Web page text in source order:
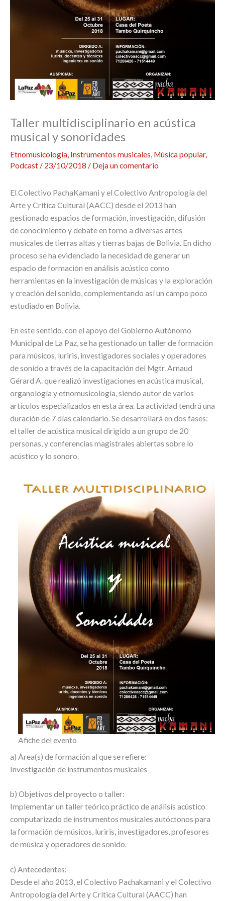
Taller multidisciplinario en acústica
musical y sonoridades
Etnomusicología Instrumentos musicales Música popular,
Podcast / 23/10/2018 / Deja un comentario
El Colectivo PachaKamani y el Colectivo Antropología del
Arte y Crítica Cultural (AACC) desde el 2013 han
gestionado espacios de formación, investigación, difusión
de conocimiento y debate en torno a diversas artes
musicales de tierras altas y tierras bajas de Bolivia. En dicho
proceso se ha evidenciado la necesidad de generar un
espacio de formación en análisis acústico como
herramientas en la investigación de músicas y la exploración
y creación del sonido, complementando así un campo poco
estudiado en Bolivia.
En este sentido, con el apoyo del Gobierno Autónomo
Municipal de La Paz, se ha gestionado un taller de formación
para músicos, luriris, investigadores sociales y operadores
de sonido a través de la capacitación del Mgtr. Arnaud
Gérard A. que realizó investigaciones en acústica musical,
organología y etnomusicología, siendo autor de varios
artículos especializados en esta área. La actividad tendrá una
duración de 7 días calendario. Se desarrollará en dos fases:
el taller de acústica musical dirigido a un grupo de 20
personas, y conferencias magistrales abiertas sobre lo
acústico y lo sonoro.
Afiche del evento
a) Área(s) de formación al que se refiere:
Investigación de instrumentos musicales
b) Objetivos del proyecto o taller:
Implementar un taller teórico práctico de análisis acústico
computarizado de instrumentos musicales autóctonos para
la formación de músicos, luriris, investigadores, profesores
de música y operadores de sonido.
c) Antecedentes:
Desde el año 2013, el Colectivo Pachakamani y el Colectivo
Antropología del Arte y Crítica Cultural (AACC) han